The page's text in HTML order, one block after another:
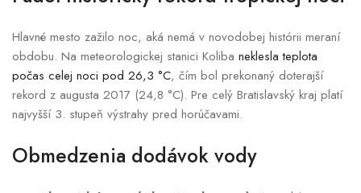
Hlavné mesto zažilo noc, aká nemá v novodobej histórii meraní
obdobu. Na meteorologickej stanici Koliba neklesla teplota
počas celej noci pod 26,3 °C, čím bol prekonaný doterajší
rekord z augusta 2017 (24,8 °C). Pre celý Bratislavský kraj platí
najvyšší 3. stupeň výstrahy pred horúčavami.
Obmedzenia dodávok vody